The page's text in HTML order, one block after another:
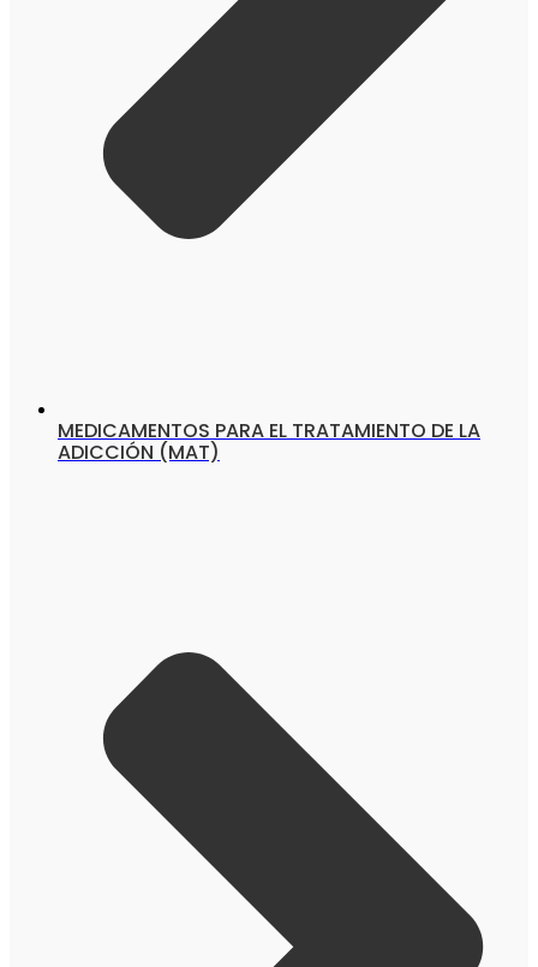
MEDICAMENTOS PARA EL TRATAMIENTO DE LA
ADICCIÓN (MAT)